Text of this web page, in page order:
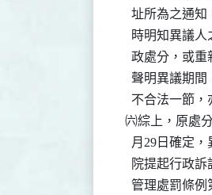
址所為之通
時明知異議
政處分，或
聲明異議期
不合法一節
㈥綜上，原處
月29日確定
院提起行政
管理處罰條